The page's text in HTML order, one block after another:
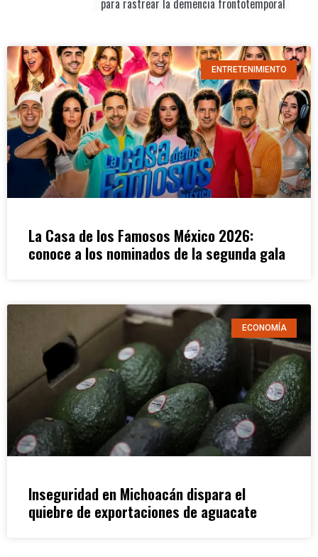
para rastrear la demencia frontotemporal
ENTRETENIMIENTO
La Casa de los Famosos México 2026:
conoce a los nominados de la segunda gala
ECONOMÍA
Inseguridad en Michoacán dispara el
quiebre de exportaciones de aguacate